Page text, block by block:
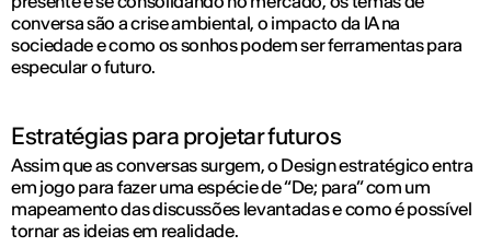
conversa são a crise ambiental, o impacto da IA na
sociedade e como os sonhos podem ser ferramentas para
especular o futuro.
Estratégias para projetar futuros
Assim que as conversas surgem, o Design estratégico entra
em jogo para fazer uma espécie de “De; para” com um
mapeamento das discussões levantadas e como é possível
tornar as ideias em realidade.